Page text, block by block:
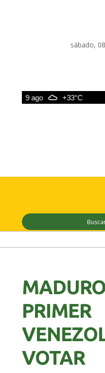
sábado,
9 ago +33°C
PRIMER
VOTAR